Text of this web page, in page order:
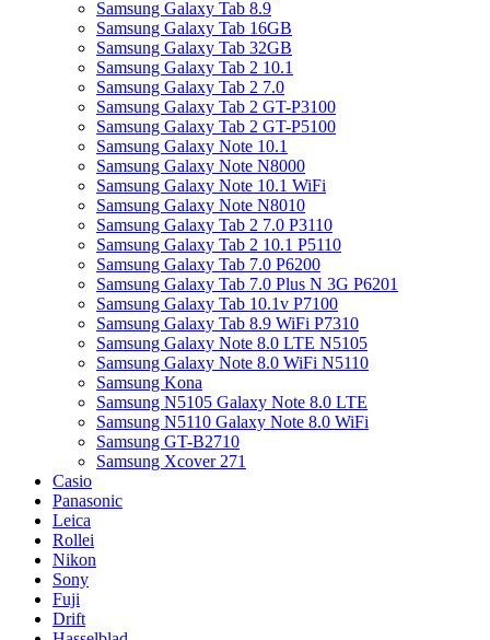
Samsung Galaxy Tab 8.9
Samsung Galaxy Tab 16GB
Samsung Galaxy Tab 32GB
Samsung Galaxy Tab 2 10.1
Samsung Galaxy Tab 2 7.0
Samsung Galaxy Tab 2 GT-P3100
Samsung Galaxy Tab 2 GT-P5100
Samsung Galaxy Note 10.1
Samsung Galaxy Note N8000
Samsung Galaxy Note 10.1 WiFi
Samsung Galaxy Note N8010
Samsung Galaxy Tab 2 7.0 P3110
Samsung Galaxy Tab 2 10.1 P5110
Samsung Galaxy Tab 7.0 P6200
Samsung Galaxy Tab 7.0 Plus N 3G P6201
Samsung Galaxy Tab 10.1v P7100
Samsung Galaxy Tab 8.9 WiFi P7310
Samsung Galaxy Note 8.0 LTE N5105
Samsung Galaxy Note 8.0 WiFi N5110
Samsung Kona
Samsung N5105 Galaxy Note 8.0 LTE
Samsung N5110 Galaxy Note 8.0 WiFi
Samsung GT-B2710
Samsung Xcover 271
Casio
Panasonic
Leica
Rollei
Nikon
Sony
Fuji
Drift